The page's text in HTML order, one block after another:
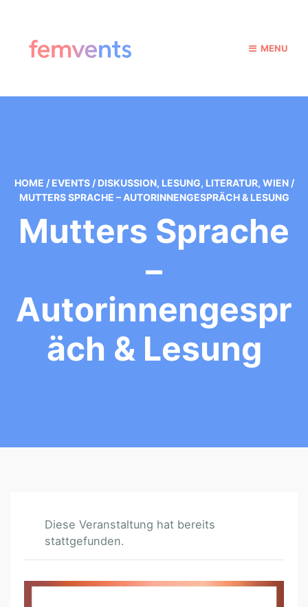
MENU
HOME / EVENTS / DISKUSSION, LESUNG, LITERATUR, WIEN /
MUTTERS SPRACHE – AUTORINNENGESPRÄCH & LESUNG
Mutters Sprache
–
Autorinnengespr
Äch & Lesung
Diese Veranstaltung hat bereits
stattgefunden.
M